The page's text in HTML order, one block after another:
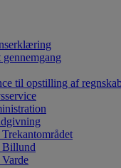
til opstilling af
Billund